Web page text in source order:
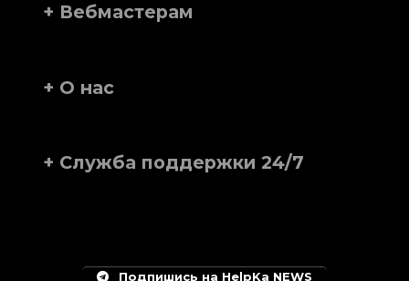
+ Вебмастерам
+ О нас
+ Служба поддержки 24/7
Подпишись на HelpKa NEWS